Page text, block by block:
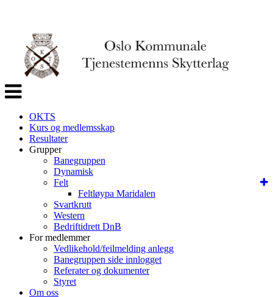
Veksle
navigasjon
OKTS
Kurs og medlemsskap
Resultater
Grupper
Banegruppen
Dynamisk
Felt
Feltløypa Maridalen
Svartkrutt
Western
Bedriftidrett DnB
For medlemmer
Vedlikehold/feilmelding anlegg
Banegruppen side innlogget
Referater og dokumenter
Styret
Om oss